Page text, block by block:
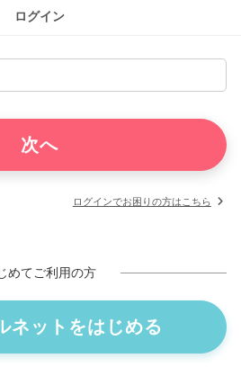
ログイン
ログインでお困りの方はこちら
めてご利用の方
ネットをはじめる